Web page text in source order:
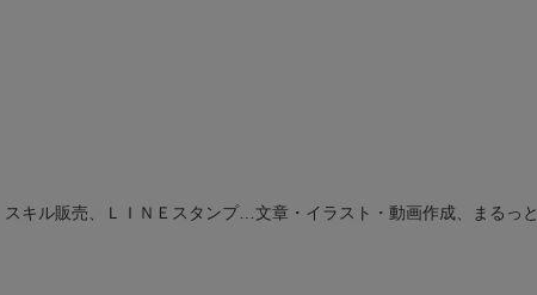
キル販売、ＬＩＮＥスタンプ…文章・イラスト・動画作成、まるっと